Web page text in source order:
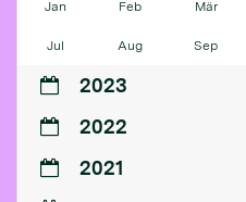
Jan Feb Mär
Jul Aug Sep
2023
2022
2021